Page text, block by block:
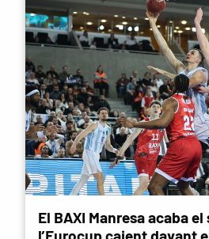
El BAXI Manresa acaba
l’Eurocup caient davant